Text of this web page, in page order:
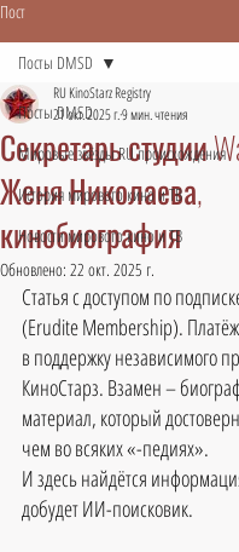
Пост
Посты DMSD
Мировые звёзды RU происхождения
История мирового кино и ТВ
Новости мирового кино и ТВ
Посты DMSD
Секретарь студии
Женя Николаева,
кинобиография
RU KinoStarz Registry
21 окт. 2025 г.9 мин. чтения
Обновлено: 22 окт. 2025 г.
Статья с доступом по
(Erudite Membership).
в поддержку независимого
КиноСтарз. Взамен –
материал, который
чем во всяких «-педиях».
И здесь найдётся
добудет ИИ-поисковик.